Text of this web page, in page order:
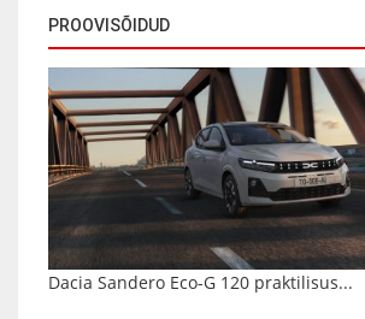
PROOVISÕIDUD
Dacia Sandero Eco-G 120 praktilisus...